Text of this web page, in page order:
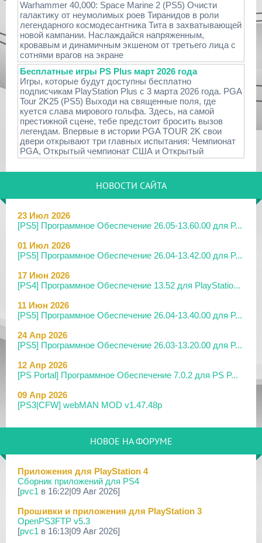
Warhammer 40,000: Space Marine 2 (PS5) Очисти
галактику от неумолимых роев Тиранидов в роли
легендарного космодесантника Тита в захватывающей
новой кампании. Наслаждайся напряженным,
кровавым и динамичным экшеном от третьего лица с
сотнями врагов на экране
Бесплатные игры PS Plus март 2026 года
Игры, которые будут доступны бесплатно
подписчикам PlayStation Plus с 3 марта 2026 года. PGA
Tour 2K25 (PS5) Выходи на священные поля, где
куется слава мирового гольфа. Здесь, на самой
престижной сцене, тебе предстоит бросить вызов
легендам. Впервые в истории PGA TOUR 2K свои
двери открывают три главных испытания: Чемпионат
PGA, Открытый чемпионат США и Открытый
НОВОСТИ САЙТА
23 Июл 2026
[PS5] Программное Обеспечение 26.05-13.60.00 для P...
01 Июл 2026
[PS5] Программное Обеспечение 26.04-13.42.00 для P...
17 Июн 2026
[PS4] Программное Обеспечение 13.52 для PlayStatio...
11 Июн 2026
[PS5] Программное Обеспечение 26.04-13.40.00 для P...
24 Апр 2026
[PS5] Программное Обеспечение 26.03-13.20.00 для P...
12 Апр 2026
[PS Portal] Программное Обеспечение 7.0.2 для PS P...
09 Апр 2026
[PS3|CFW] webMAN MOD v1.47.48p
19 Мар 2026
18 Мар 2026
[PS3] Программное Обеспечение 4.93 для PlayStation...
17 Мар 2026
[PS4] Программное Обеспечение 13.50 для PlayStatio...
НОВОЕ НА ФОРУМЕ
Приложения для PlayStation 4
Сборник приложений для PS4
[pvc1 в 16:22|09 Авг 2026]
Прошивки и приложения для PlayStation 3
OpenPS3FTP v5.3
[pvc1 в 16:13|09 Авг 2026]